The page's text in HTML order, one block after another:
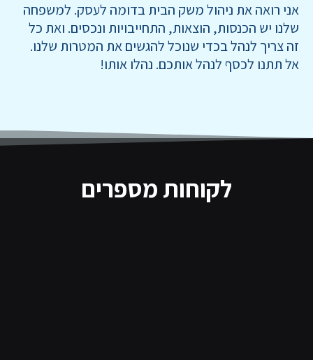
אני רואה את ניהול משק הבית בדומה לעסק. למשפחה
שלנו יש הכנסות, הוצאות, התחייבויות ונכסים. ואת כל
זה צריך לנהל בכדי שנוכל להגשים את המטרות שלנו.
אל תתנו לכסף לנהל אותכם. נהלו אותו!
לקוחות מספרים